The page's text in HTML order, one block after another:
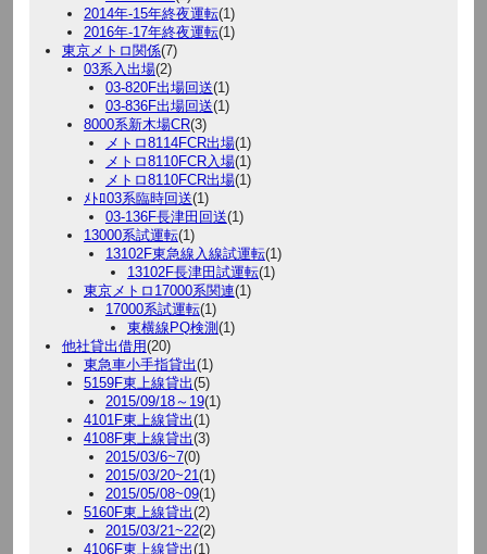
2014年-15年終夜運転(1)
2016年-17年終夜運転(1)
東京メトロ関係(7)
03系入出場(2)
03-820F出場回送(1)
03-836F出場回送(1)
8000系新木場CR(3)
メトロ8114FCR出場(1)
メトロ8110FCR入場(1)
メトロ8110FCR出場(1)
ﾒﾄﾛ03系臨時回送(1)
03-136F長津田回送(1)
13000系試運転(1)
13102F東急線入線試運転(1)
13102F長津田試運転(1)
東京メトロ17000系関連(1)
17000系試運転(1)
東横線PQ検測 (1)
他社貸出借用(20)
東急車小手指貸出(1)
5159F東上線貸出(5)
2015/09/18～19(1)
4101F東上線貸出(1)
4108F東上線貸出(3)
2015/03/6~7(0)
2015/03/20~21(1)
2015/05/08~09(1)
5160F東上線貸出(2)
2015/03/21~22(2)
4106F東上線貸出(1)